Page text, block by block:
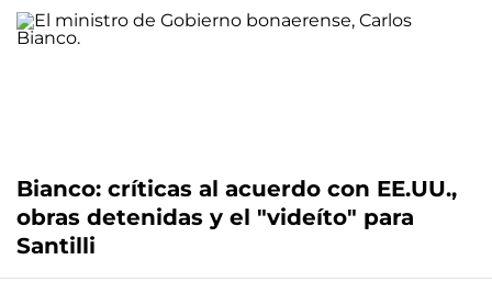
Bianco: críticas al acuerdo con EE.UU.,
obras detenidas y el "videíto" para
Santilli